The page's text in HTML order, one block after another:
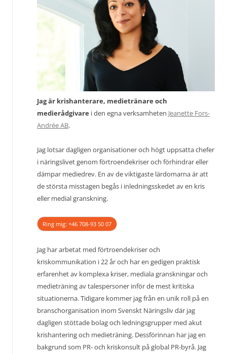
Jag är krishanterare, medietränare och
medierådgivare i den egna verksamheten Jeanette Fors-
Andrée AB.
Jag lotsar dagligen organisationer och högt uppsatta chefer
i näringslivet genom förtroendekriser och förhindrar eller
dämpar mediedrev. En av de viktigaste lärdomarna är att
de största misstagen begås i inledningsskedet av en kris
eller medial granskning.
Ring mig: +46 708-93 50 07
Jag har arbetat med förtroendekriser och
kriskommunikation i 22 år och har en gedigen praktisk
erfarenhet av komplexa kriser, mediala granskningar och
medieträning av talespersoner inför de mest kritiska
situationerna. Tidigare kommer jag från en unik roll på en
branschorganisation inom Svenskt Näringsliv där jag
dagligen stöttade bolag och ledningsgrupper med akut
krishantering och medieträning. Dessförinnan har jag en
bakgrund som PR- och kriskonsult på global PR-byrå. Jag